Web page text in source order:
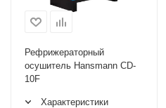
Рефрижераторный
осушитель Hansmann CD-
10F
Характеристики